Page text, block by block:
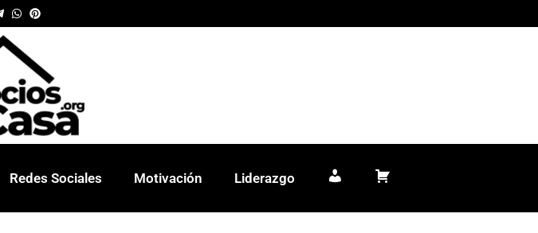
Redes Sociales Motivación Liderazgo Mi cuentaCarrito